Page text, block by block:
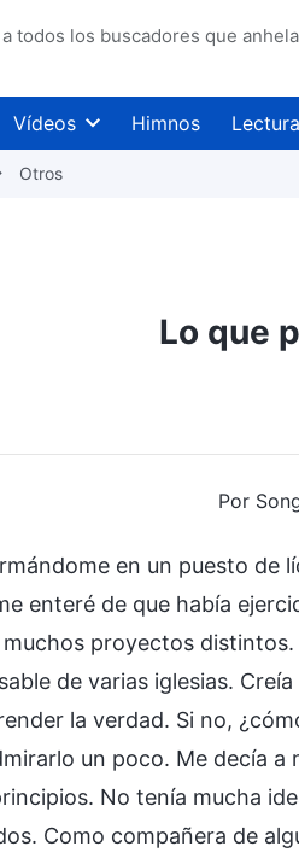
todos los buscadores que
Vídeos Himnos
Otros
Lo que
Por
en un puesto de
enteré de que había
proyectos
de varias iglesias.
la verdad. Si no,
un poco. Me decía
No tenía mucha
Como compañera de